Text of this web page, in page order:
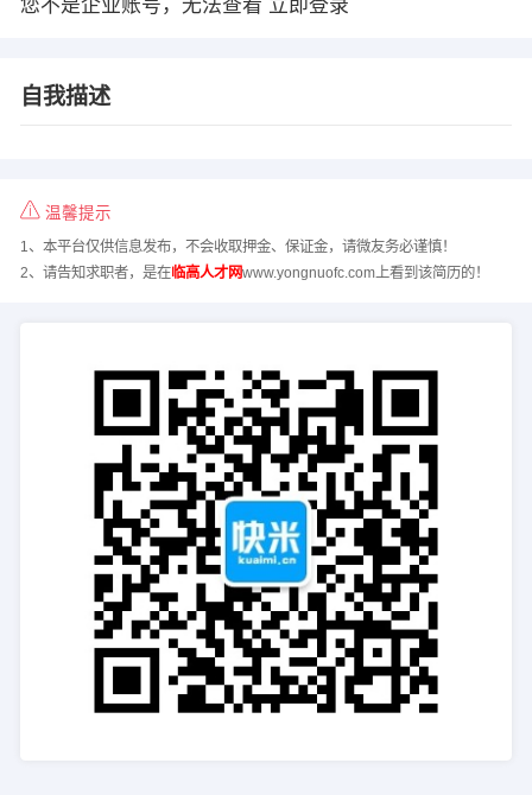
您不是企业账号，无法查看 立即登录
自我描述
温馨提示
1、本平台仅供信息发布，不会收取押金、保证金，请微友务必谨慎！
2、请告知求职者，是在临高人才网www.yongnuofc.com上看到该简历的！